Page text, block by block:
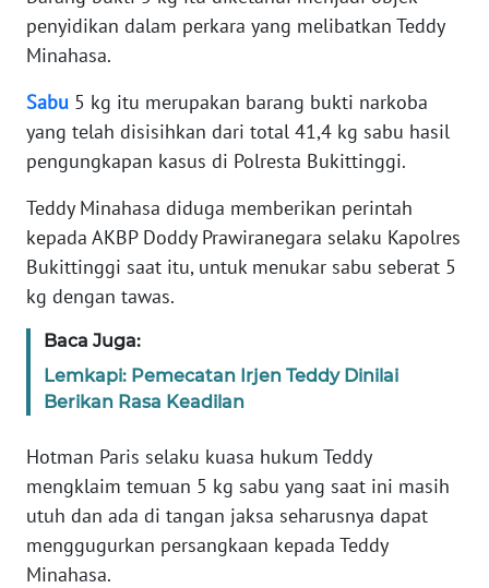
penyidikan dalam perkara yang melibatkan Teddy
Minahasa.
Sabu 5 kg itu merupakan barang bukti narkoba
yang telah disisihkan dari total 41,4 kg sabu hasil
pengungkapan kasus di Polresta Bukittinggi.
Teddy Minahasa diduga memberikan perintah
kepada AKBP Doddy Prawiranegara selaku Kapolres
Bukittinggi saat itu, untuk menukar sabu seberat 5
kg dengan tawas.
Baca Juga:
Lemkapi: Pemecatan Irjen Teddy Dinilai
Berikan Rasa Keadilan
Hotman Paris selaku kuasa hukum Teddy
mengklaim temuan 5 kg sabu yang saat ini masih
utuh dan ada di tangan jaksa seharusnya dapat
menggugurkan persangkaan kepada Teddy
Minahasa.
PEDOMAN
MEDIA
SIBER
KARIR
DISCLAIMER
Wahana
News
Regional
WN
SUMUT
JAKARTA
WN
JABAR